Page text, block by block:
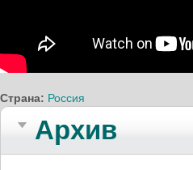
Страна: Россия
Архив